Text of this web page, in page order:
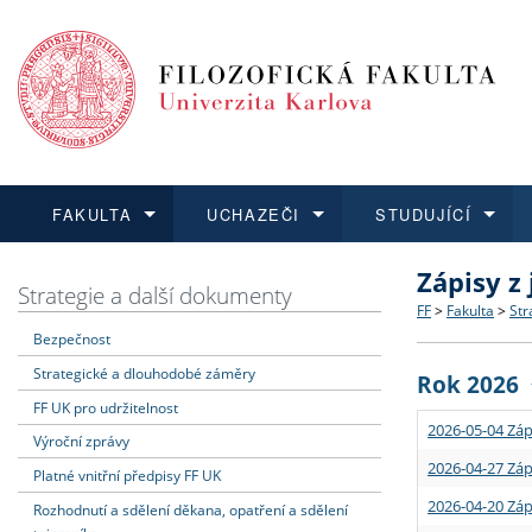
FAKULTA
Dozvědět se více
Struktura
Strategie
Podpora
UCHAZEČI
Podat přihlášku
Co
Učitelské
STUDUJÍCÍ
Dozvědět se více
Rigorózní
Dozvědět se více
O vědě a
Granty a
Dozvědět se více
Aktuální
Strategie a další dokumenty
Bezpečnost
Strategické a dlouhodobé záměry
FF UK pro udržitelnost
Výroční zprávy
Platné vnitřní předpisy FF UK
Rozhodnutí a sdělení děkana, opatření a sdělení
Zápisy
FF > Fakulta >
Rok 2026
2026-05-04
2026-04-27
2026-04-20